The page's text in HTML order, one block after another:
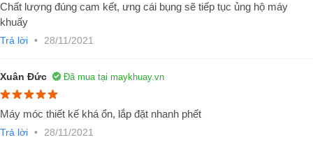
Thông số kỹ thuật máy khuấy sơn 500 lít, 1000
lít, 1500 lít
trình chuyên nghiệp.
Động cơ 37Kw - 380v/3pha/50hz ( TECO, Mitsubishi – Hàng Bãi
nguyên bản 90%+)
Chất lượng đúng cam kết, ưng cái bụng sẽ tiếp tục ủng hộ máy
khuấy
Trả lời • 28/11/2021
Xuân Đức Đã mua tại maykhuay.vn
Máy móc thiết kế khá ổn, lắp đặt nhanh phết
Trả lời • 28/11/2021